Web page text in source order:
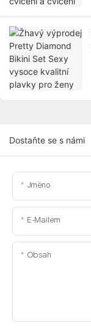
Dostaňte se s námi
Jméno
E-Mailem
Obsah